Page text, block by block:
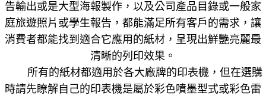
告輸出或是大型海報製作，以及公司產品目錄或一般家
庭旅遊照片或學生報告，都能滿足所有客戶的需求，讓
消費者都能找到適合它應用的紙材，呈現出鮮艷亮麗最
清晰的列印效果。
所有的紙材都適用於各大廠牌的印表機，但在選購
時請先瞭解自己的印表機是屬於彩色噴墨型式或彩色雷